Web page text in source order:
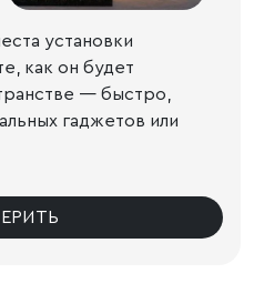
установки
как он будет
— быстро,
гаджетов или